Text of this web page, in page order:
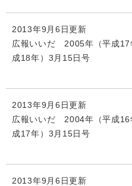
2013年9月6日更新
広報いいだ 2005年（平成17
成18年）3月15日号
2013年9月6日更新
広報いいだ 2004年（平成16
成17年）3月15日号
2013年9月6日更新